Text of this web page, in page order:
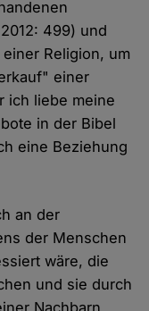
499) und
Religion, um
einer
ich liebe meine
in der Bibel
eine Beziehung
an der
der Menschen
wäre, die
und sie durch